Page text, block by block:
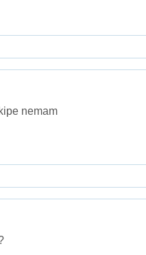
nemam